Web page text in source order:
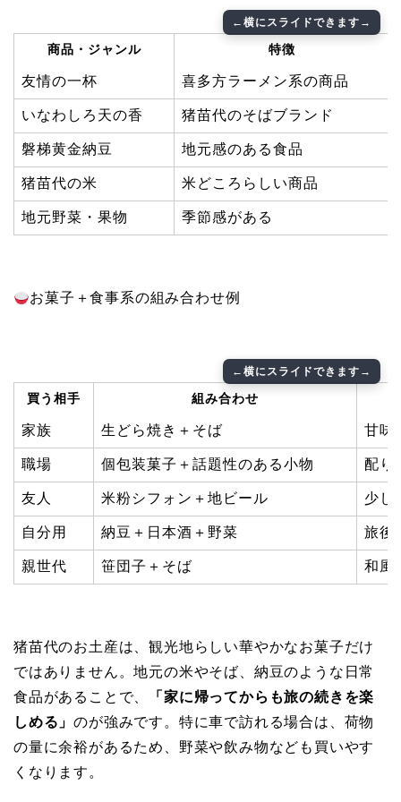
商品・ジャンル 特徴
友情の一杯 喜多方ラーメン系の商品
いなわしろ天の香 猪苗代のそばブランド
磐梯黄金納豆 地元感のある食品
猪苗代の米 米どころらしい商品
地元野菜・果物 季節感がある
お菓子＋食事系の組み合わせ例
買う相手 組み合わせ
家族 生どら焼き＋そば 甘味
職場 個包装菓子＋話題性のある小物 配り
友人 米粉シフォン＋地ビール 少し
自分用 納豆＋日本酒＋野菜 旅後
親世代 笹団子＋そば 和風
猪苗代のお土産は、観光地らしい華やかなお菓子だけ
ではありません。地元の米やそば、納豆のような日常
食品があることで、
「家に帰ってからも旅の続きを楽
しめる」のが強みです。特に車で訪れる場合は、荷物
の量に余裕があるため、野菜や飲み物なども買いやす
くなります。